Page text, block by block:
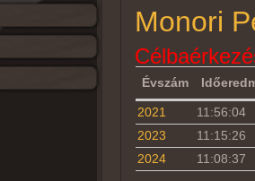
Monori
Évszám
2021
11:56:04
2023
11:15:26
2024
11:08:37